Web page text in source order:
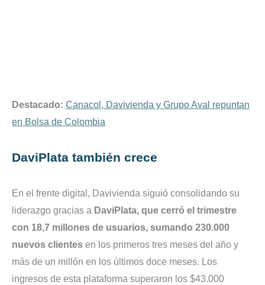
Destacado: Canacol, Davivienda y Grupo Aval repuntan
en Bolsa de Colombia
DaviPlata también crece
En el frente digital, Davivienda siguió consolidando su
liderazgo gracias a DaviPlata, que cerró el trimestre
con 18,7 millones de usuarios, sumando 230.000
nuevos clientes en los primeros tres meses del año y
más de un millón en los últimos doce meses. Los
ingresos de esta plataforma superaron los $43.000